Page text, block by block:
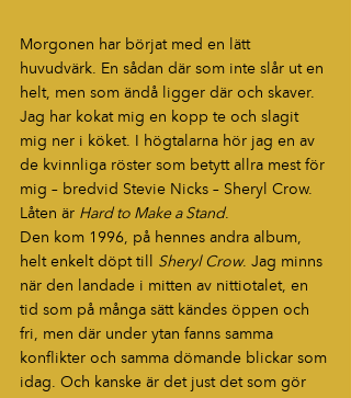
Morgonen har börjat med en lätt
huvudvärk. En sådan där som inte slår ut en
helt, men som ändå ligger där och skaver.
Jag har kokat mig en kopp te och slagit
mig ner i köket. I högtalarna hör jag en av
de kvinnliga röster som betytt allra mest för
mig – bredvid Stevie Nicks – Sheryl Crow.
Låten är Hard to Make a Stand.
Den kom 1996, på hennes andra album,
helt enkelt döpt till Sheryl Crow. Jag minns
när den landade i mitten av nittiotalet, en
tid som på många sätt kändes öppen och
fri, men där under ytan fanns samma
konflikter och samma dömande blickar som
idag. Och kanske är det just det som gör